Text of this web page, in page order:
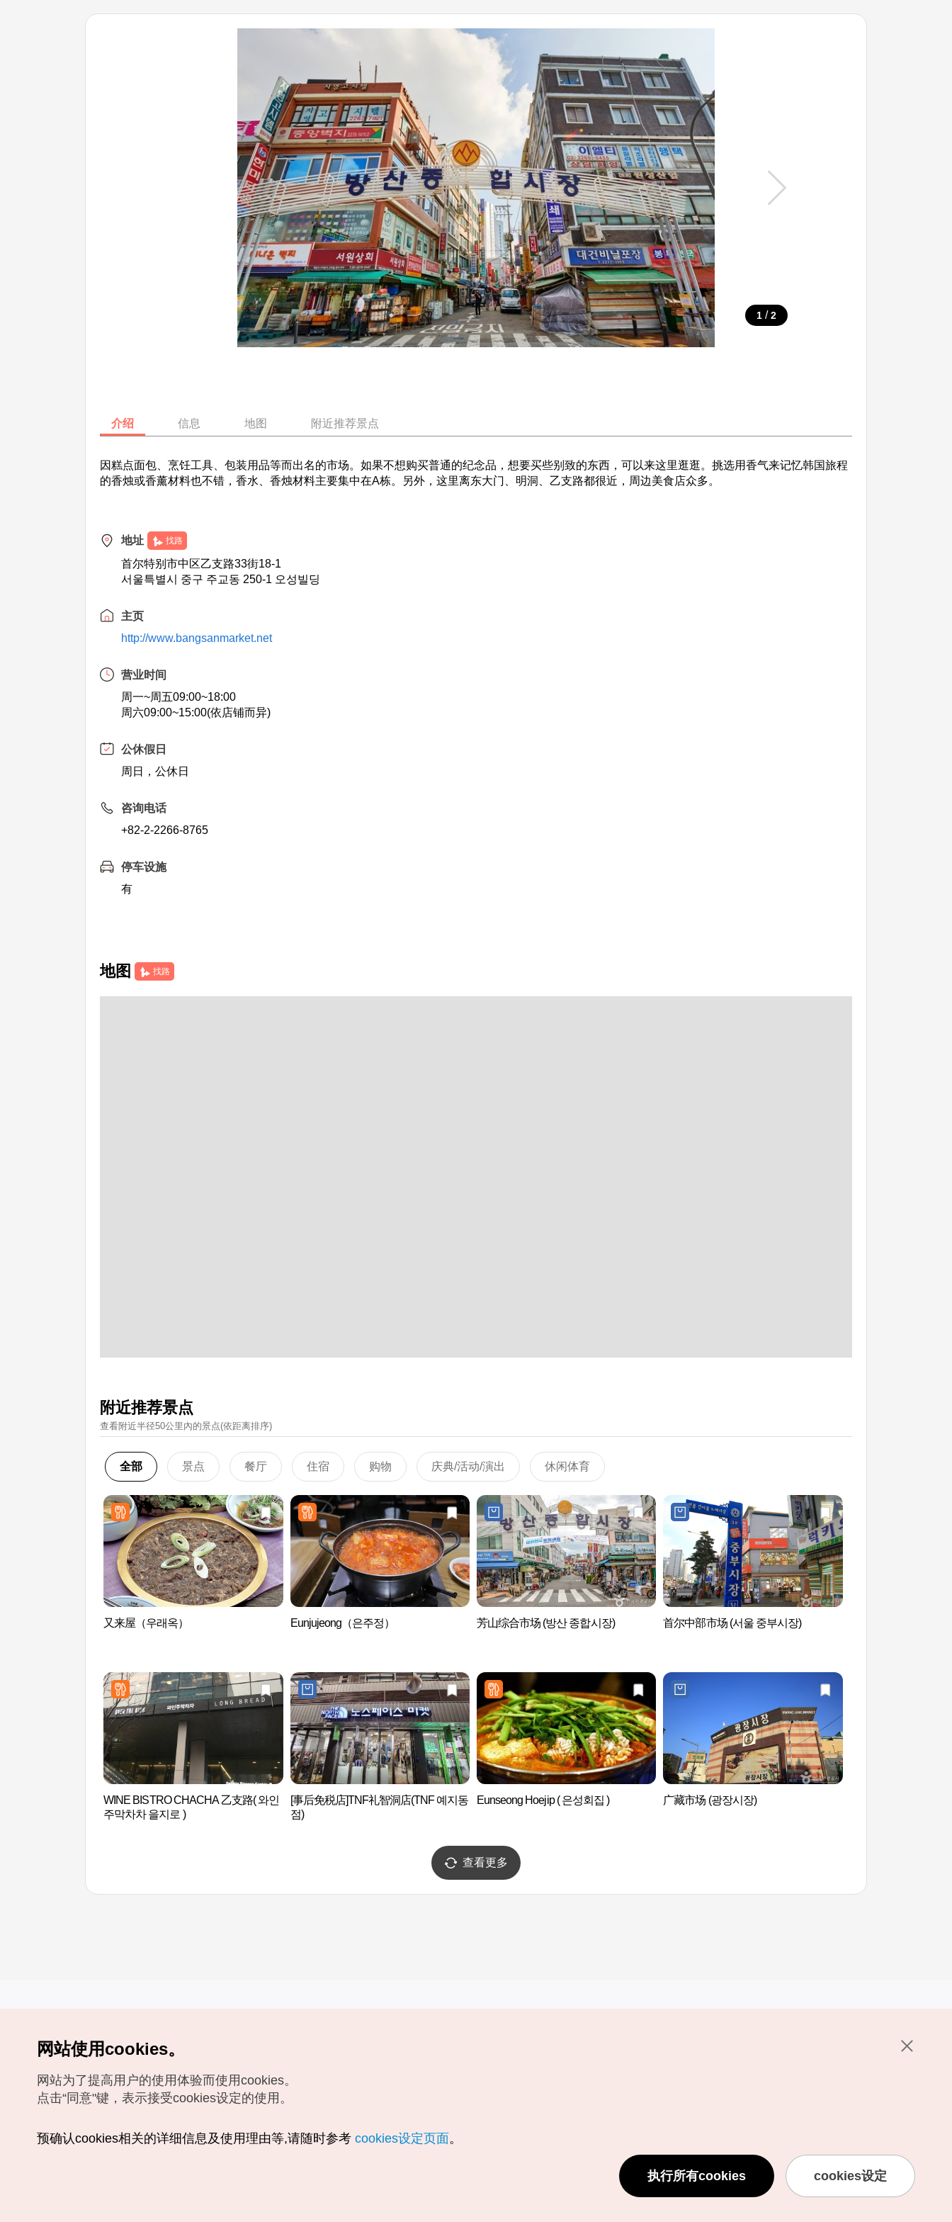
1 / 2
介绍 信息 地图 附近推荐景点
因糕点面包、烹饪工具、包装用品等而出名的市场。如果不想购买普通的纪念品，想要买些别致的东西，可以来这里逛逛。挑选用香气来记忆韩国旅程
的香烛或香薰材料也不错，香水、香烛材料主要集中在A栋。另外，这里离东大门、明洞、乙支路都很近，周边美食店众多。
地址 找路
首尔特别市中区乙支路33街18-1
서울특별시 중구 주교동 250-1 오성빌딩
主页
http://www.bangsanmarket.net
营业时间
周一~周五09:00~18:00
周六09:00~15:00(依店铺而异)
公休假日
周日，公休日
咨询电话
+82-2-2266-8765
停车设施
有
地图 找路
附近推荐景点
查看附近半径50公里內的景点(依距离排序)
全部 景点 餐厅 住宿 购物 庆典/活动/演出 休闲体育
又来屋（우래옥） Eunjujeong（은주정） 芳山综合市场 (방산 종합시장) 首尔中部市场 (서울 중부시장)
WINE BISTRO CHACHA 乙支路( 와인
주막차차 을지로 )
[事后免税店]TNF礼智洞店(TNF 예지동
점)
Eunseong Hoejip ( 은성회집 ) 广藏市场 (광장시장)
查看更多
数字图书 / 电子书
定位服务使用条款
个人位置信息处理方针
如有相关疑问或建议，欢迎来信。VISITKOREA官方邮箱
chnsim@knto.or.kr
网站使用cookies。
网站为了提高用户的使用体验而使用cookies。
点击“同意"键，表示接受cookies设定的使用。
预确认cookies相关的详细信息及使用理由等,请随时参考 cookies设定页面。
执行所有cookies cookies设定